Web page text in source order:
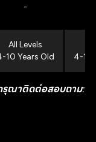
-
All Levels
10 Years Old
4-10
ณาติดต่อสอบถาม: